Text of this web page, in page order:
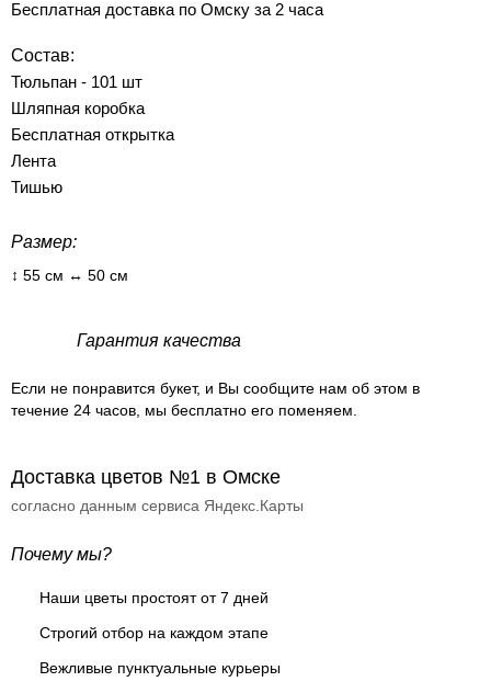
Бесплатная доставка по Омску за 2 часа
Состав:
Тюльпан - 101 шт
Шляпная коробка
Бесплатная открытка
Лента
Тишью
Размер:
↕ 55 см ↔ 50 см
Гарантия качества
Если не понравится букет, и Вы сообщите нам об этом в
течение 24 часов, мы бесплатно его поменяем.
Доставка цветов №1 в Омске
согласно данным сервиса Яндекс.Карты
Почему мы?
Наши цветы простоят от 7 дней
Строгий отбор на каждом этапе
Вежливые пунктуальные курьеры